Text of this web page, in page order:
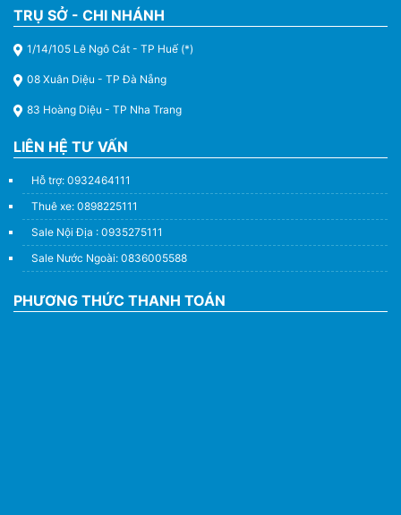
TRỤ SỞ - CHI NHÁNH
1/14/105 Lê Ngô Cát - TP Huế (*)
08 Xuân Diệu - TP Đà Nẵng
83 Hoàng Diệu - TP Nha Trang
LIÊN HỆ TƯ VẤN
Hỗ trợ: 0932464111
Thuê xe: 0898225111
Sale Nội Địa : 0935275111
Sale Nước Ngoài: 0836005588
PHƯƠNG THỨC THANH TOÁN